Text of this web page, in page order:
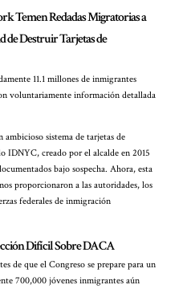
Temen Redadas Migratorias a
de Destruir Tarjetas de
11.1 millones de inmigrantes
voluntariamente información detallada
ambicioso sistema de tarjetas de
IDNYC, creado por el alcalde en 2015
bajo sospecha. Ahora, esta
proporcionaron a las autoridades, los
federales de inmigración
Difícil Sobre DACA
de que el Congreso se prepare para un
700,000 jóvenes inmigrantes aún